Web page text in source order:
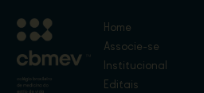
Home
Associe-se
Institucional
Editais